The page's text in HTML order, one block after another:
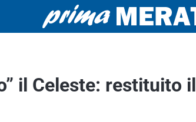
il Celeste: restituito il